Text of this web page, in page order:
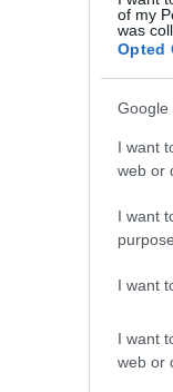
of my
was
Opted
Google
I want
web or
I want
I want
I want
web or